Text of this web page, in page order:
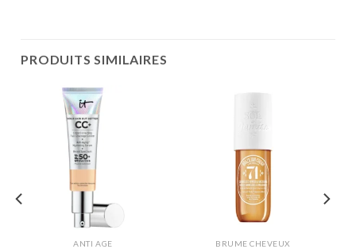
PRODUITS SIMILAIRES
ANTI AGE BRUME CHEVEUX